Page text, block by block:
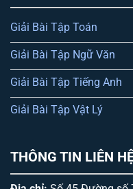
Giải Bài Tập Toán
Giải Bài Tập Ngữ Văn
Giải Bài Tập Tiếng Anh
Giải Bài Tập Vật Lý
THÔNG TIN LIÊN